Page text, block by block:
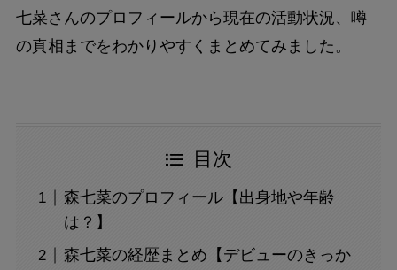
七菜さんのプロフィールから現在の活動状況、噂
の真相までをわかりやすくまとめてみました。
目次
森七菜のプロフィール【出身地や年齢
は？】
森七菜の経歴まとめ【デビューのきっか